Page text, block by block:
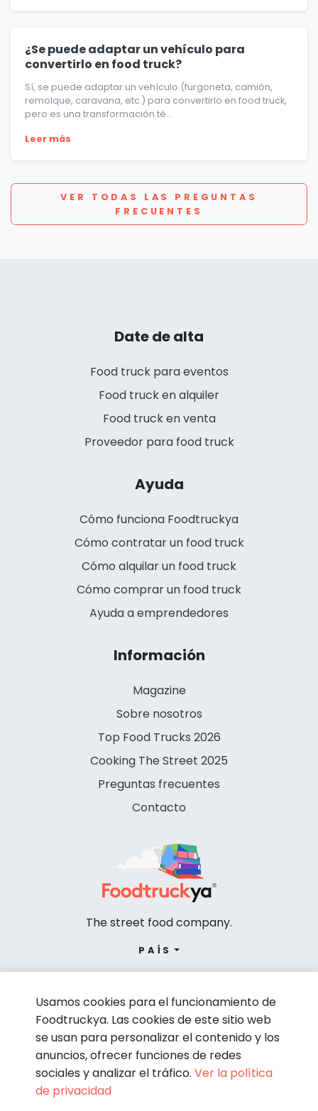
¿Se puede adaptar un vehículo para
convertirlo en food truck?
Sí, se puede adaptar un vehículo (furgoneta, camión,
remolque, caravana, etc.) para convertirlo en food truck,
pero es una transformación té...
Leer más
VER TODAS LAS PREGUNTAS
FRECUENTES
Date de alta
Food truck para eventos
Food truck en alquiler
Food truck en venta
Proveedor para food truck
Ayuda
Cómo funciona Foodtruckya
Cómo contratar un food truck
Cómo alquilar un food truck
Cómo comprar un food truck
Ayuda a emprendedores
Información
Magazine
Sobre nosotros
Top Food Trucks 2026
Cooking The Street 2025
Preguntas frecuentes
Contacto
The street food company.
PAÍS
© Foodtruckya 2026
Usamos cookies para el funcionamiento de
Foodtruckya. Las cookies de este sitio web
se usan para personalizar el contenido y los
anuncios, ofrecer funciones de redes
sociales y analizar el tráfico. Ver la política
de privacidad